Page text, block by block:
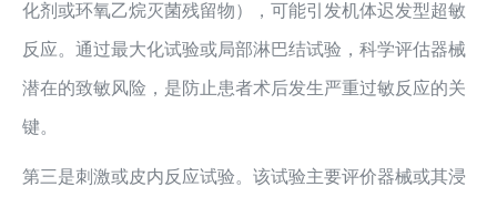
化剂或环氧乙烷灭菌残留物），可能引发机体迟发型超敏
反应。通过最大化试验或局部淋巴结试验，科学评估器械
潜在的致敏风险，是防止患者术后发生严重过敏反应的关
键。
第三是刺激或皮内反应试验。该试验主要评价器械或其浸